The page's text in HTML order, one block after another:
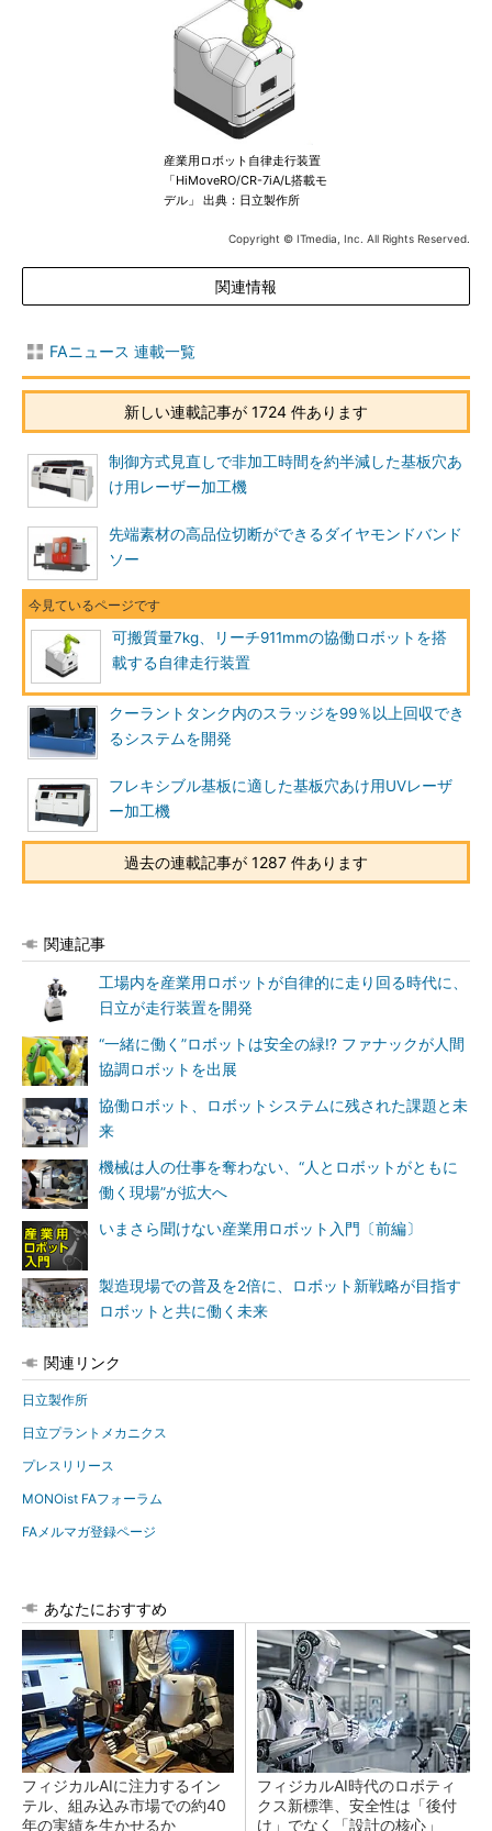
産業用ロボット自律走行装置
「HiMoveRO/CR-7iA/L搭載モ
デル」 出典：日立製作所
Copyright © ITmedia, Inc. All Rights Reserved.
関連情報
FAニュース 連載一覧
新しい連載記事が 1724 件あります
制御方式見直しで非加工時間を約半減した基板穴あ
け用レーザー加工機
先端素材の高品位切断ができるダイヤモンドバンド
ソー
可搬質量7kg、リーチ911mmの協働ロボットを搭
載する自律走行装置
クーラントタンク内のスラッジを99％以上回収でき
るシステムを開発
フレキシブル基板に適した基板穴あけ用UVレーザ
ー加工機
過去の連載記事が 1287 件あります
関連記事
工場内を産業用ロボットが自律的に走り回る時代に、
日立が走行装置を開発
“一緒に働く”ロボットは安全の緑!? ファナックが人間
協調ロボットを出展
協働ロボット、ロボットシステムに残された課題と未
来
機械は人の仕事を奪わない、“人とロボットがともに
働く現場”が拡大へ
いまさら聞けない産業用ロボット入門〔前編〕
製造現場での普及を2倍に、ロボット新戦略が目指す
ロボットと共に働く未来
関連リンク
日立製作所
日立プラントメカニクス
プレスリリース
MONOist FAフォーラム
FAメルマガ登録ページ
あなたにおすすめ
フィジカルAIに注力するイン
テル、組み込み市場での約40
年の実績を生かせるか
フィジカルAI時代のロボティ
クス新標準、安全性は「後付
け」でなく「設計の核心」